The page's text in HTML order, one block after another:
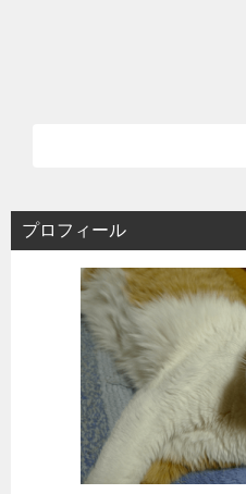
プロフィール